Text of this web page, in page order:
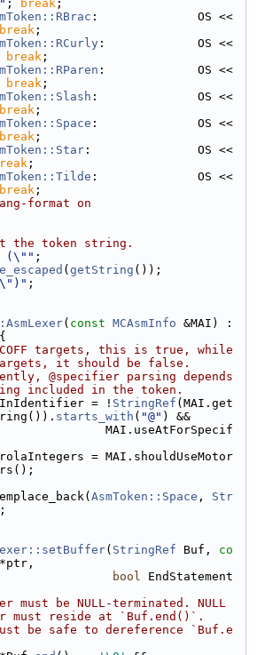
; break ;
break ;
break ;
break ;
break ;
break ;
;
break ;
format on
the token string.
(\"" ;
( getString ());
;
( const MCAsmInfo &MAI) :
targets, this is true, while
it should be false.
@specifier parsing depends
included in the token.
= !
StringRef (MAI.get
starts_with ( "@" ) &&
MAI.useAtForSpecif
= MAI.shouldUseMotor
AsmToken::Space , Str
( StringRef Buf, co
bool EndStatement
must be NULL-terminated. NULL
must reside at `Buf.end()`.
be safe to dereference `Buf.e